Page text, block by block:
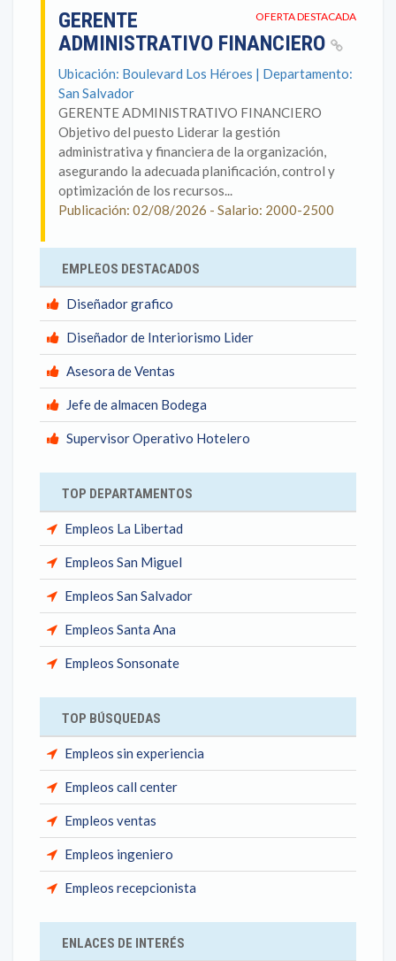
OFERTA DESTACADA
GERENTE
ADMINISTRATIVO FINANCIERO
Ubicación: Boulevard Los Héroes | Departamento:
San Salvador
GERENTE ADMINISTRATIVO FINANCIERO
Objetivo del puesto Liderar la gestión
administrativa y financiera de la organización,
asegurando la adecuada planificación, control y
optimización de los recursos...
Publicación: 02/08/2026 - Salario: 2000-2500
EMPLEOS DESTACADOS
Diseñador grafico
Diseñador de Interiorismo Lider
Asesora de Ventas
Jefe de almacen Bodega
Supervisor Operativo Hotelero
TOP DEPARTAMENTOS
Empleos La Libertad
Empleos San Miguel
Empleos San Salvador
Empleos Santa Ana
Empleos Sonsonate
TOP BÚSQUEDAS
Empleos sin experiencia
Empleos call center
Empleos ventas
Empleos ingeniero
Empleos recepcionista
ENLACES DE INTERÉS